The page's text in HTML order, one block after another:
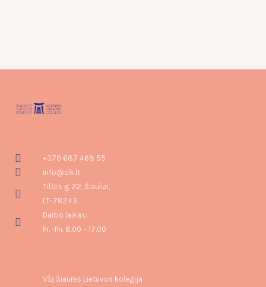
+370 687 468 55
info@slk.lt
Tilžės g. 22, Šiauliai,
LT-78243
Darbo laikas:
Pr. -Pn. 8.00 – 17.00
VŠĮ Šiaurės Lietuvos kolegija